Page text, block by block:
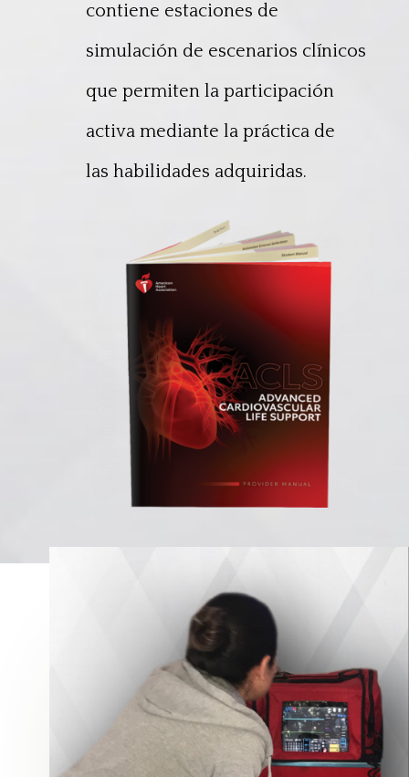
contiene estaciones de
simulación de escenarios clínicos
que permiten la participación
activa mediante la práctica de
las habilidades adquiridas.